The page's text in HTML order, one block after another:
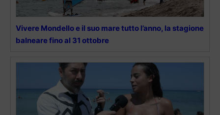
Vivere Mondello e il suo mare tutto l’anno, la stagione
balneare fino al 31 ottobre